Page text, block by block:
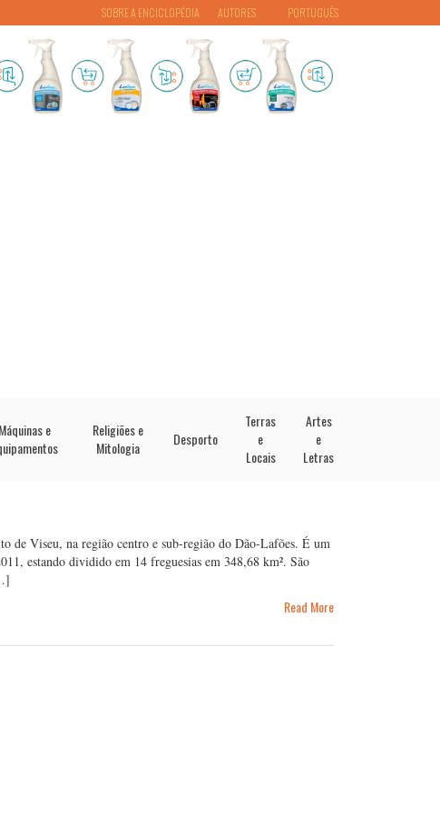
PORTUGUÊS
SOBRE A ENCICLOPÉDIA AUTORES
Máquinas e
Religiões e
Mitologia
Desporto
Terras
e
Locais
Artes
e
Letras
de Viseu, na região centro e sub-região do Dão-Lafões. É um
estando dividido em 14 freguesias em 348,68 km². São
Read More